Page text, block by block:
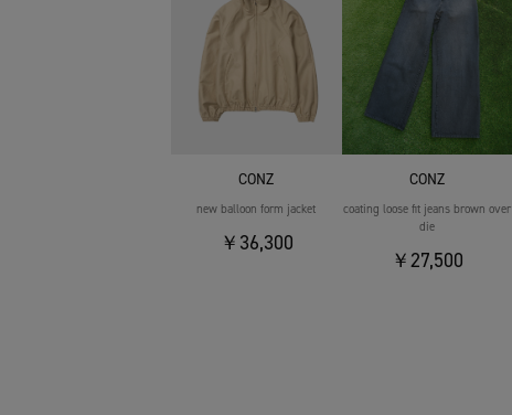
CONZ
new balloon form jacket
￥36,300
CONZ
coating loose fit jeans brown over
die
￥27,500